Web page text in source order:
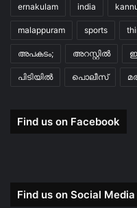
ernakulam india
malappuram sports
അപകടം; അറസ്റ്റിൽ
പിടിയിൽ പൊലീസ്
Find us on Facebook
Find us on Social Media